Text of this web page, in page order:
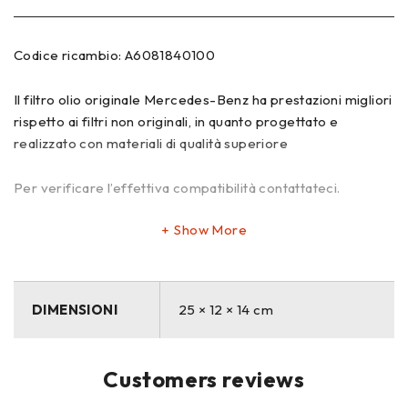
Codice ricambio: A6081840100
Il filtro olio originale Mercedes-Benz ha prestazioni migliori
rispetto ai filtri non originali, in quanto progettato e
realizzato con materiali di qualità superiore
Per verificare l’effettiva compatibilità contattateci.
Show More
DIMENSIONI 25 × 12 × 14 cm
Customers reviews